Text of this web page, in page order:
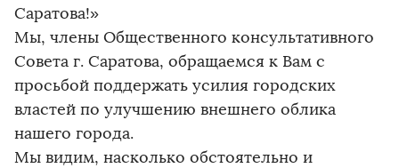
Саратова!»
Мы, члены Общественного консультативного
Совета г. Саратова, обращаемся к Вам с
просьбой поддержать усилия городских
властей по улучшению внешнего облика
нашего города.
Мы видим, насколько обстоятельно и